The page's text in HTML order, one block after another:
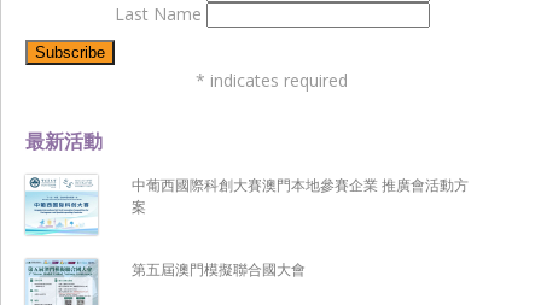
最新活動
中葡西國際科創大賽澳門本地參賽企業 推廣會活動方
案
第五屆澳門模擬聯合國大會
Last Name
* indicates required